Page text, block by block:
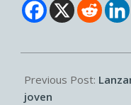
03-
23
Previous Post:
joven